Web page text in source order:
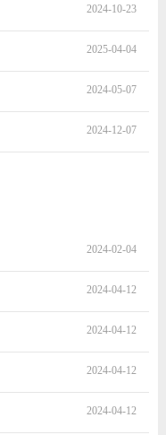
2024-10-23
2025-04-04
2024-05-07
2024-12-07
2024-02-04
2024-04-12
2024-04-12
2024-04-12
2024-04-12